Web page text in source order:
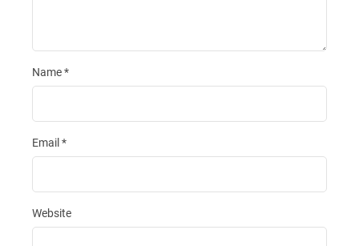
Name*
Email *
Website